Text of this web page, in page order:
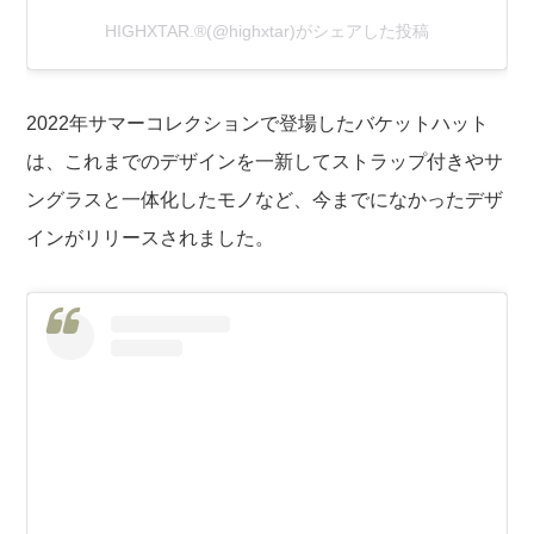
HIGHXTAR.®(@highxtar)がシェアした投稿
2022年サマーコレクションで登場したバケットハット
は、これまでのデザインを一新してストラップ付きやサ
ングラスと一体化したモノなど、今までになかったデザ
インがリリースされました。